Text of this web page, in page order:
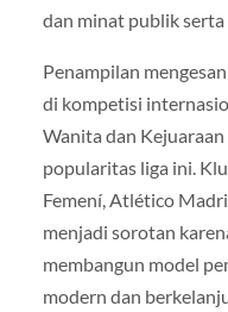
dan minat publik
Penampilan
di kompetisi
Wanita dan
popularitas liga ini.
Femení, Atlético
menjadi sorotan
membangun model
modern dan